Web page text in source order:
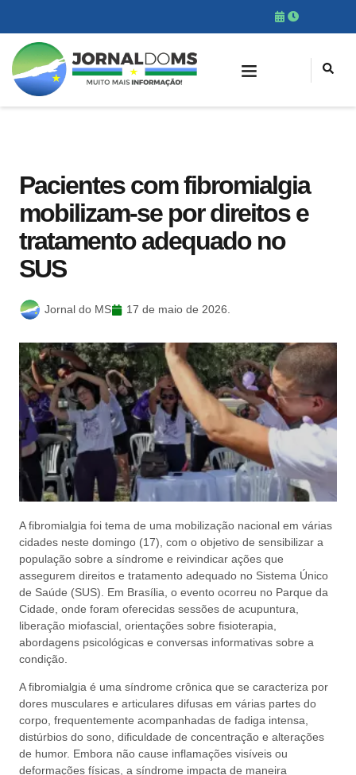
Pacientes com fibromialgia
mobilizam-se por direitos e
tratamento adequado no
SUS
Jornal do MS 17 de maio de 2026.
A fibromialgia foi tema de uma mobilização nacional em várias
cidades neste domingo (17), com o objetivo de sensibilizar a
população sobre a síndrome e reivindicar ações que
assegurem direitos e tratamento adequado no Sistema Único
de Saúde (SUS). Em Brasília, o evento ocorreu no Parque da
Cidade, onde foram oferecidas sessões de acupuntura,
liberação miofascial, orientações sobre fisioterapia,
abordagens psicológicas e conversas informativas sobre a
condição.
A fibromialgia é uma síndrome crônica que se caracteriza por
dores musculares e articulares difusas em várias partes do
corpo, frequentemente acompanhadas de fadiga intensa,
distúrbios do sono, dificuldade de concentração e alterações
de humor. Embora não cause inflamações visíveis ou
deformações físicas, a síndrome impacta de maneira